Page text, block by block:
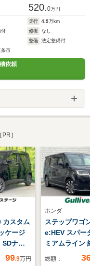
520.0万円
走行 4.9万km
付 修復
なし
整備
法定整備付
条市
依頼
［PR］
カスタム
ケージ
ナ
メラ
99.9万円
ホンダ
ステップワゴ
e:HEV スパー
ミアムライン
11.4型ナビ/フ
総額：